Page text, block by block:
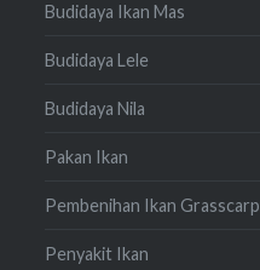
Budidaya Ikan Mas
Budidaya Lele
Budidaya Nila
Pakan Ikan
Pembenihan Ikan Grasscarp
Penyakit Ikan